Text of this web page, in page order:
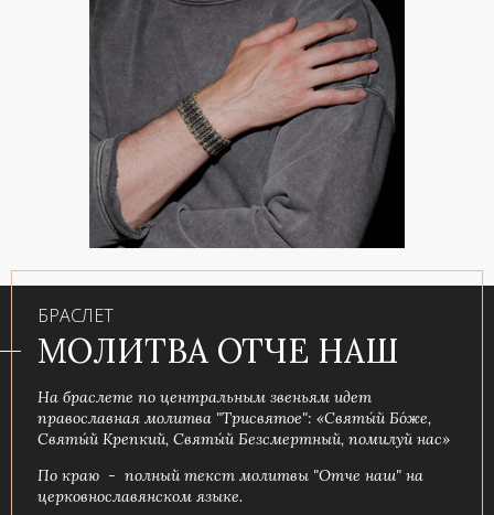
БРАСЛЕТ
МОЛИТВА ОТЧЕ НАШ
На браслете по центральным звеньям идет
православная молитва "Трисвятое": «Святы́й Бо́же,
Святы́й Крепкий, Святы́й Безсмертный, помилуй нас»
По краю - полный текст молитвы "Отче наш" на
церковнославянском языке.